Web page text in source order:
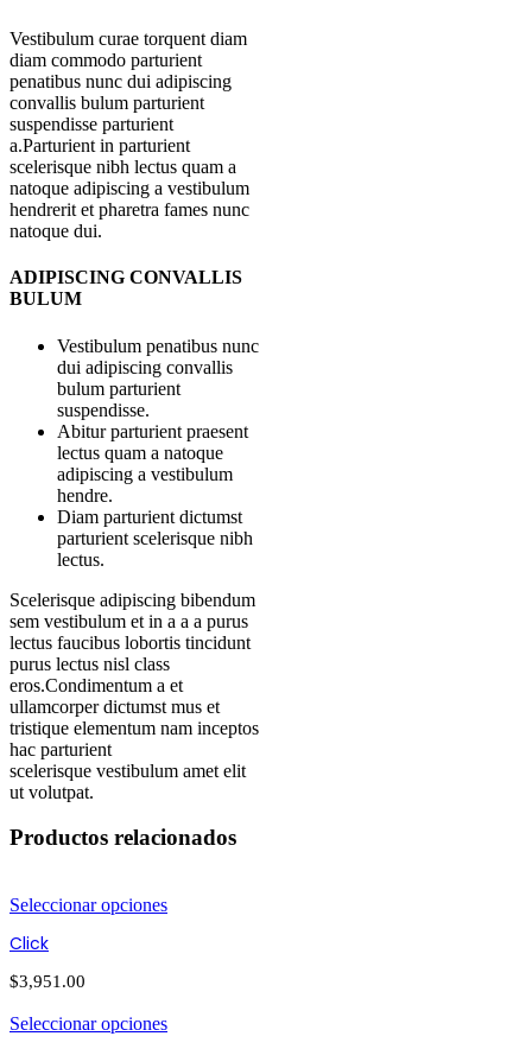
Vestibulum curae torquent diam
diam commodo parturient
penatibus nunc dui adipiscing
convallis bulum parturient
suspendisse parturient
a.Parturient in parturient
scelerisque nibh lectus quam a
natoque adipiscing a vestibulum
hendrerit et pharetra fames nunc
natoque dui.
ADIPISCING CONVALLIS
BULUM
Vestibulum penatibus nunc
dui adipiscing convallis
bulum parturient
suspendisse.
Abitur parturient praesent
lectus quam a natoque
adipiscing a vestibulum
hendre.
Diam parturient dictumst
parturient scelerisque nibh
lectus.
Scelerisque adipiscing bibendum
sem vestibulum et in a a a purus
lectus faucibus lobortis tincidunt
purus lectus nisl class
eros.Condimentum a et
ullamcorper dictumst mus et
tristique elementum nam inceptos
hac parturient
scelerisque vestibulum amet elit
ut volutpat.
Productos relacionados
Seleccionar opciones
Click
$3,951.00
Seleccionar opciones